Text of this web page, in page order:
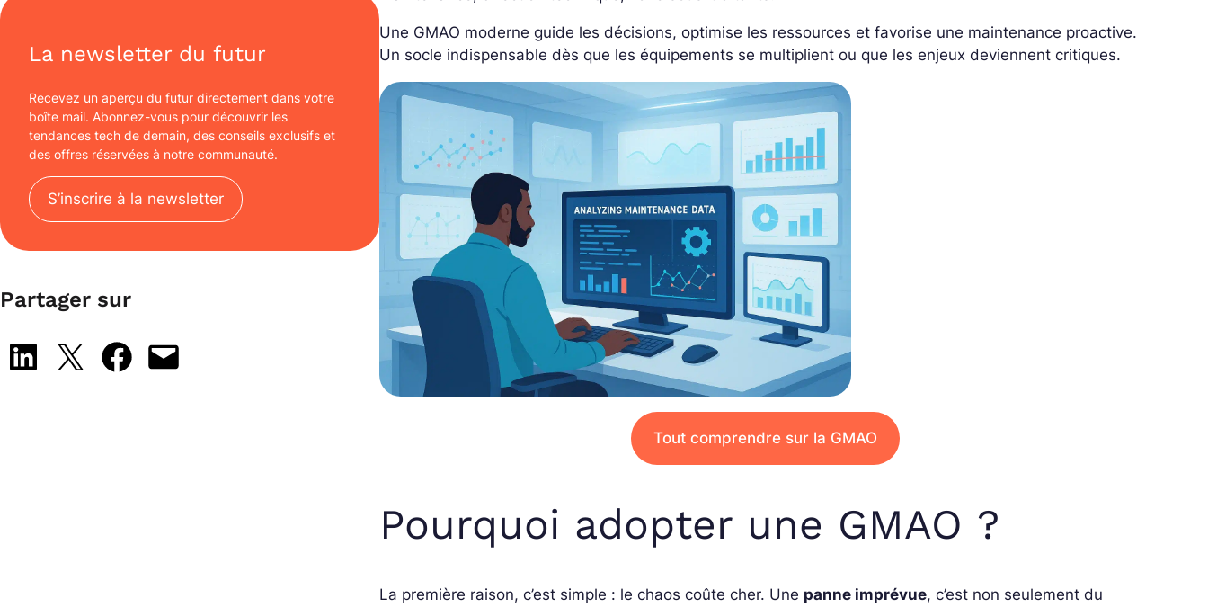
La newsletter du futur
Recevez un aperçu du futur directement dans votre
boîte mail. Abonnez-vous pour découvrir les
tendances tech de demain, des conseils exclusifs et
des offres réservées à notre communauté.
S’inscrire à la newsletter
Partager sur
Share on LinkedIn
Share on X Share on Facebook
Email this Page
Une GMAO moderne guide les décisions, optimise les ressources et favorise une maintenance proactive.
Un socle indispensable dès que les équipements se multiplient ou que les enjeux deviennent critiques.
Tout comprendre sur la GMAO
Pourquoi adopter une GMAO ?
La première raison, c’est simple : le chaos coûte cher. Une panne imprévue, c’est non seulement du